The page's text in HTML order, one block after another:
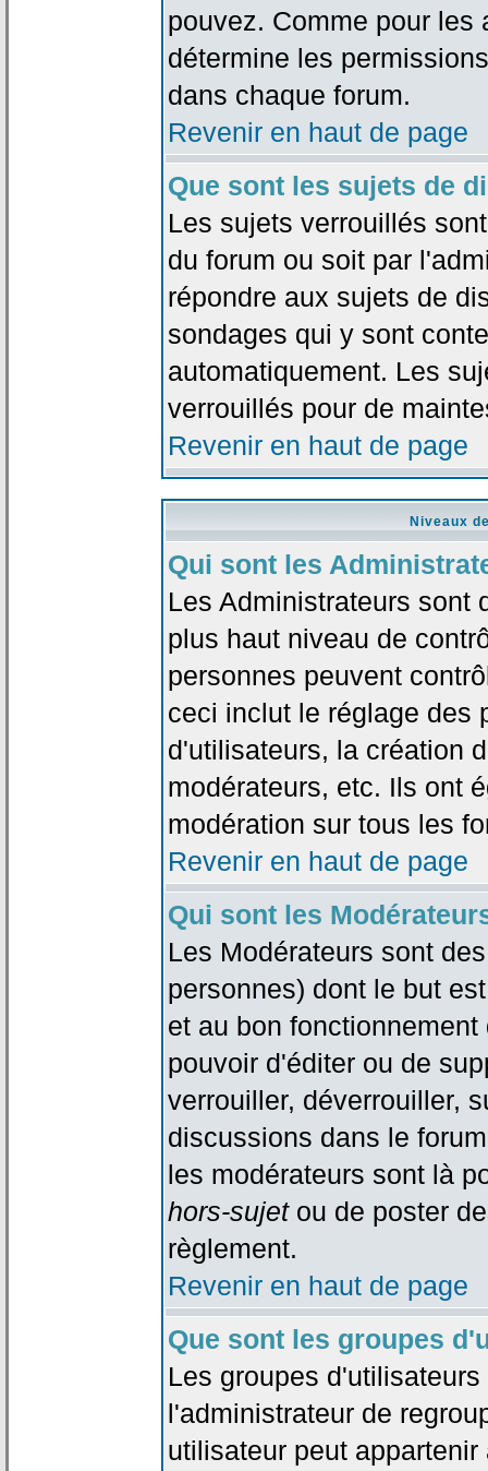
pouvez. Comme pour les
détermine les
dans chaque forum.
Revenir en haut de page
Que sont les sujets de
Les sujets verrouillés
du forum ou soit par
répondre aux sujets de
sondages qui y sont
automatiquement. Les
verrouillés pour de
Revenir en haut de page
Niveaux
Qui sont les
Les Administrateurs sont
plus haut niveau de
personnes peuvent
ceci inclut le réglage des
d'utilisateurs, la création
modérateurs, etc. Ils ont
modération sur tous les
Revenir en haut de page
Qui sont les
Les Modérateurs sont
personnes) dont le but
et au bon
pouvoir d'éditer ou de
verrouiller, déverrouiller,
discussions dans le
les modérateurs sont là
hors-sujetou de poster
règlement.
Revenir en haut de page
Que sont les groupes
Les groupes
l'administrateur de
utilisateur peut